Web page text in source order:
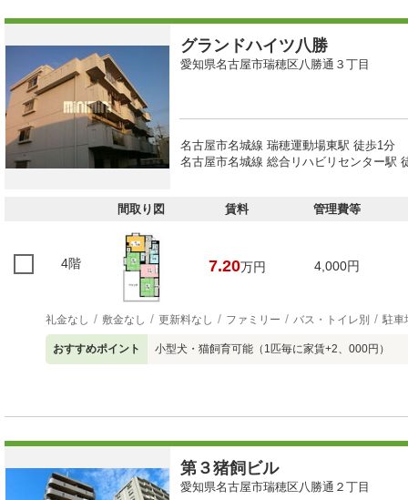
グランドハイツ八勝
愛知県名古屋市瑞穂区八勝通３丁目
名古屋市名城線 瑞穂運動場東駅 徒歩1分
名古屋市名城線 総合リハビリセンター駅
間取り図 賃料 管理費等
4階 7.20万円 4,000円
礼金なし 敷金なし 更新料なし ファミリー バス・トイレ別 駐車
おすすめポイント 小型犬・猫飼育可能（1匹毎に家賃+2、000円）
第３猪飼ビル
愛知県名古屋市瑞穂区八勝通２丁目